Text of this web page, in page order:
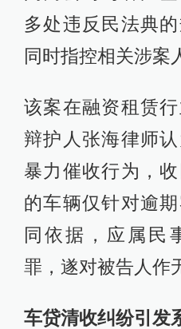
多处违反民法典
同时指控相关涉案
该案在融资租赁
辩护人张海律师
暴力催收行为，
的车辆仅针对逾
同依据，应属民
罪，遂对被告人作
车贷清收纠纷引发